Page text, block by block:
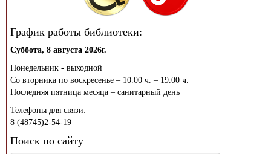
График работы библиотеки:
Суббота, 8 августа 2026г.
Понедельник - выходной
Со вторника по воскресенье – 10.00 ч. – 19.00 ч.
Последняя пятница месяца – санитарный день
Телефоны для связи:
8 (48745)2-54-19
Поиск по сайту